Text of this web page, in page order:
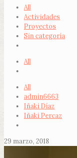
All
Actividades
Proyectos
Sin categoría
All
All
admin6663
Iñaki Díaz
Iñaki Percaz
29 marzo, 2018